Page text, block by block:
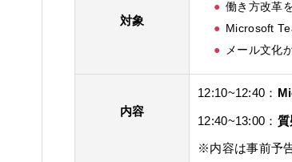
対象
働き方改革
Microsoft
メール文化
内容
12:10~12:40：
12:40~13:00： 質
※内容は事前予